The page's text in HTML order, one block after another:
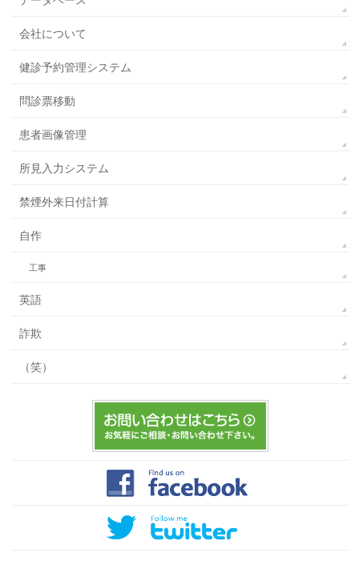
会社について
健診予約管理システム
問診票移動
患者画像管理
所見入力システム
禁煙外来日付計算
自作
工事
英語
詐欺
（笑）